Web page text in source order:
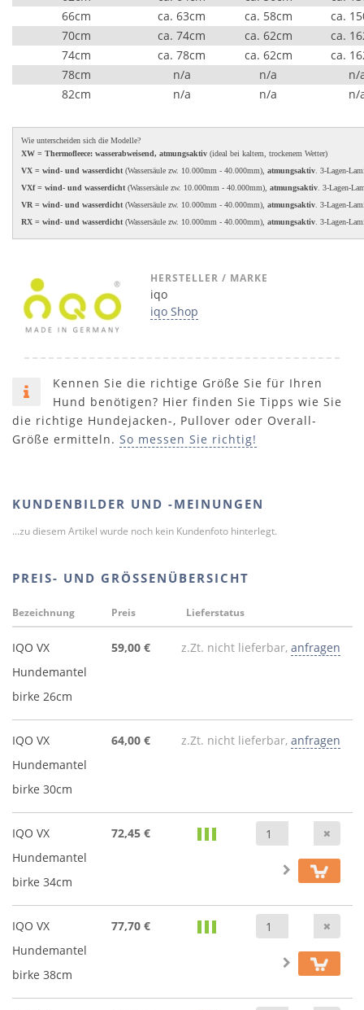
66cm
ca. 63cm ca. 58cm
ca.
70cm
ca. 74cm ca. 62cm
ca.
74cm
ca. 78cm ca. 62cm
ca.
78cm
n/a n/a
n/
82cm
n/a n/a n/
Wie unterscheiden sich die Modelle?
XW = Thermofleece: wasserabweisend, atmungsaktiv (ideal bei kaltem, trockenem Wetter)
VX = wind- und wasserdicht (Wassersäule zw. 10.000mm - 40.000mm), atmungsaktiv . 3-Lagen-
VXf = wind- und wasserdicht (Wassersäule zw. 10.000mm - 40.000mm), atmungsaktiv . 3-Lagen-
VR = wind- und wasserdicht (Wassersäule zw. 10.000mm - 40.000mm), atmungsaktiv . 3-Lagen-
RX = wind- und wasserdicht (Wassersäule zw. 10.000mm - 40.000mm), atmungsaktiv . 3-Lagen-
HERSTELLER / MARKE
iqo
iqo Shop
Kennen Sie die richtige Größe Sie für Ihren
Hund benötigen? Hier finden Sie Tipps wie Sie
die richtige Hundejacken-, Pullover oder Overall-
Größe ermitteln. So messen Sie richtig!
KUNDENBILDER UND -MEINUNGEN
...zu diesem Artikel wurde noch kein Kundenfoto hinterlegt.
PREIS- UND GRÖSSENÜBERSICHT
Bezeichnung Preis Lieferstatus
IQO VX
Hundemantel
birke 26cm
59,00 € z.Zt. nicht lieferbar, anfragen
IQO VX
Hundemantel
birke 30cm
64,00 € z.Zt. nicht lieferbar, anfragen
IQO VX
Hundemantel
birke 34cm
72,45 €
IQO VX
Hundemantel
birke 38cm
77,70 €